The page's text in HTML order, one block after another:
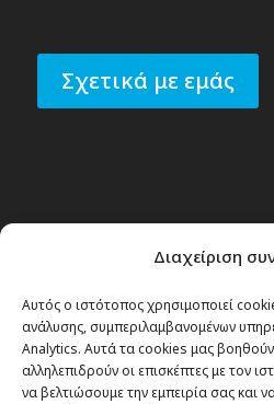
Διαχείριση
Αυτός ο ιστότοπος χρησιμοποιεί
ανάλυσης, συμπεριλαμβανομένων
Analytics. Αυτά τα cookies μας
αλληλεπιδρούν οι επισκέπτες με τον
να βελτιώσουμε την εμπειρία σας και
Σχετικά με εμάς